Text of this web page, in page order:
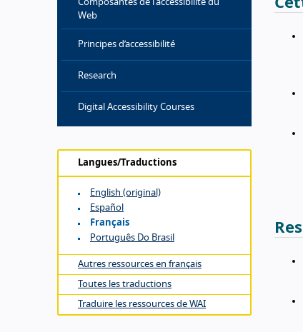
Composantes de l'accessibilité du
Web
Principes d’accessibilité
Research
Digital Accessibility Courses
Langues/Traductions
English (original)
Español
Français
Português Do Brasil
Autres ressources en français
Toutes les traductions
Traduire les ressources de WAI